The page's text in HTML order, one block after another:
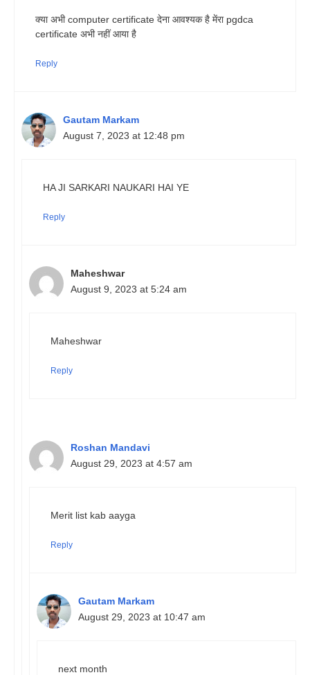
क्या अभी computer certificate देना आवश्यक है मेंरा pgdca
certificate अभी नहीं आया है
Reply
Gautam Markam
August 7, 2023 at 12:48 pm
HA JI SARKARI NAUKARI HAI YE
Reply
Maheshwar
August 9, 2023 at 5:24 am
Maheshwar
Reply
Roshan Mandavi
August 29, 2023 at 4:57 am
Merit list kab aayga
Reply
Gautam Markam
August 29, 2023 at 10:47 am
next month